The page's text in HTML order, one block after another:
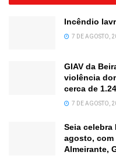
Incêndio
7 DE AGOSTO,
GIAV da
violência
cerca de
7 DE AGOSTO,
Seia celebra
agosto, com
Almeirante,